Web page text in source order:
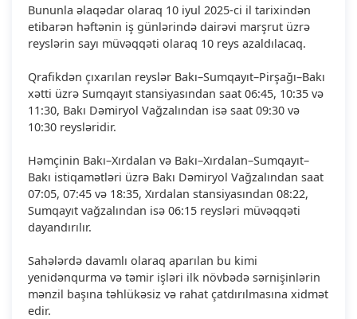
Bununla əlaqədar olaraq 10 iyul 2025-ci il tarixindən
etibarən həftənin iş günlərində dairəvi marşrut üzrə
reyslərin sayı müvəqqəti olaraq 10 reys azaldılacaq.
Qrafikdən çıxarılan reyslər Bakı–Sumqayıt–Pirşağı–Bakı
xətti üzrə Sumqayıt stansiyasından saat 06:45, 10:35 və
11:30, Bakı Dəmiryol Vağzalından isə saat 09:30 və
10:30 reysləridir.
Həmçinin Bakı–Xırdalan və Bakı–Xırdalan–Sumqayıt–
Bakı istiqamətləri üzrə Bakı Dəmiryol Vağzalından saat
07:05, 07:45 və 18:35, Xırdalan stansiyasından 08:22,
Sumqayıt vağzalından isə 06:15 reysləri müvəqqəti
dayandırılır.
Sahələrdə davamlı olaraq aparılan bu kimi
yenidənqurma və təmir işləri ilk növbədə sərnişinlərin
mənzil başına təhlükəsiz və rahat çatdırılmasına xidmət
edir.